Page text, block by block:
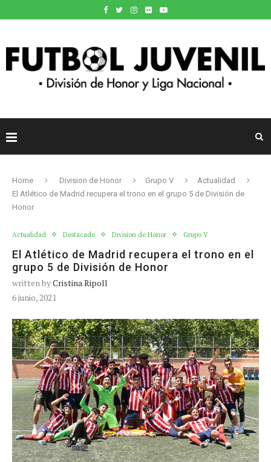
Home Division de Honor Grupo V
Actualidad
El Atlético de Madrid recupera el trono en el grupo 5 de División de
Honor
Actualidad Destacado Division de Honor Grupo V
El Atlético de Madrid recupera el trono en el
grupo 5 de División de Honor
written byCristina Ripoll
6 junio, 2021